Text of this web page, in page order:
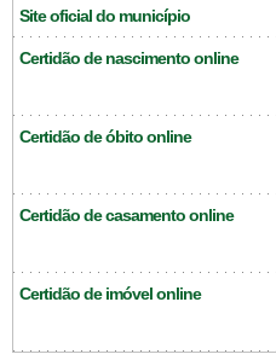
Site oficial do município
Certidão de nascimento online
Certidão de óbito online
Certidão de casamento online
Certidão de imóvel online